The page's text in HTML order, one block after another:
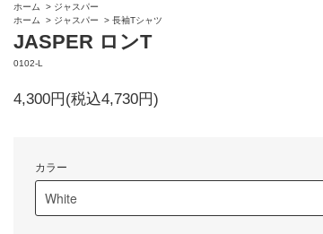
ホーム
> ジャスパー
ホーム
> ジャスパー > 長袖Tシャツ
JASPER ロンT
0102-L
4,300円(税込4,730円)
カラー